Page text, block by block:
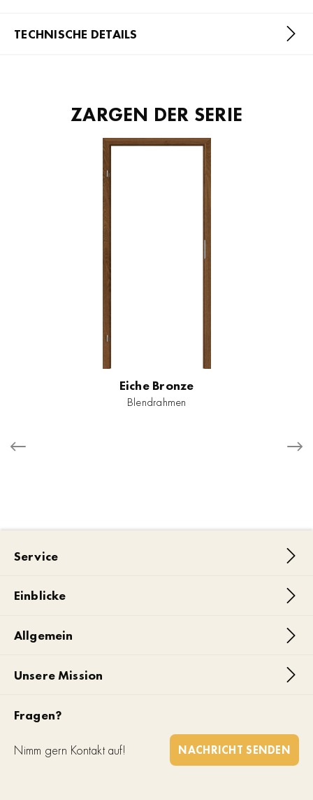
TECHNISCHE DETAILS
ZARGEN DER SERIE
Eiche Bronze
Blendrahmen
Service
Einblicke
Allgemein
Unsere Mission
Fragen?
Nimm gern Kontakt auf! NACHRICHT SENDEN